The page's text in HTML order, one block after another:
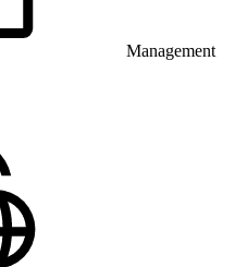
Management